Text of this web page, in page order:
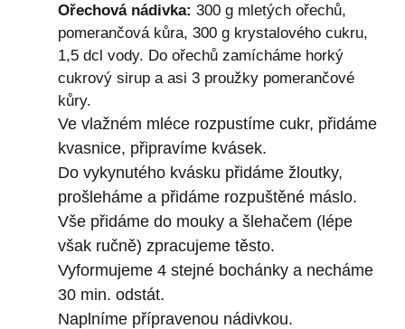
Ořechová nádivka: 300 g mletých ořechů,
pomerančová kůra, 300 g krystalového cukru,
1,5 dcl vody. Do ořechů zamícháme horký
cukrový sirup a asi 3 proužky pomerančové
kůry.
Ve vlažném mléce rozpustíme cukr, přidáme
kvasnice, připravíme kvásek.
Do vykynutého kvásku přidáme žloutky,
prošleháme a přidáme rozpuštěné máslo.
Vše přidáme do mouky a šlehačem (lépe
však ručně) zpracujeme těsto.
Vyformujeme 4 stejné bochánky a necháme
30 min. odstát.
Naplníme přípravenou nádivkou.